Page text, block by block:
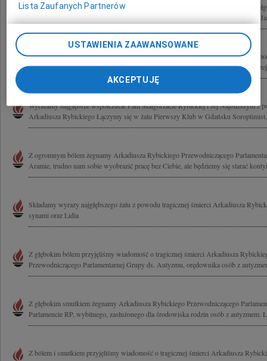
Z głębokim żalem i smutkiem żegnamy naszego Przyjaciela Arama Rybickiego
wyrazy współczucia w tych trudnych chwilach składają rodziny Borkusiewiczów,
Z głębokim żalem i smutkiem żegnamy tragicznie zmarłych w katastrofie lotniczej
w drodze na obchody 70-lecia zbrodni w Katyniu Izabelę Jarugę - Nowacką
Wyrażamy najgłębsze współczucie Pani Małgorzacie Rybickiej i Jej Najbliższym z
Arkadiusza Rybickiego Łączymy się w żalu Pierwszy Klub w Gdańsku
Z ogromnym bólem żegnamy Arkadiusza Rybickiego Przewodniczącego
Aramie, trudno nam sobie wyobrazić pracę bez Ciebie, ale będziemy się starać
Składamy wyrazy najgłębszego żalu z powodu tragicznej śmierci Arkadiusza
synami oraz Lidia
Z głębokim bólem przyjęliśmy wiadomość o tragicznej śmierci Arkadiusza
Przewodniczącego Parlamentarnej Grupy ds. Autyzmu, orędownika osób z
Z głębokim smutkiem żegnamy Arkadiusza Rybickiego Przewodniczącego
Parlamencie RP, wybitnego, zasłużonego dla środowiska rodzin osób z autyzmem.
Z bólem i smutkiem przyjęliśmy wiadomość o tragicznej śmierci Arkadiusza
Lista Zaufanych Partnerów
USTAWIENIA ZAAWANSOWANE
AKCEPTUJĘ